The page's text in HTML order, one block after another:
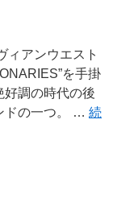
ィアンウエスト
を手掛
好調の時代の後
ドの一つ。 … 続